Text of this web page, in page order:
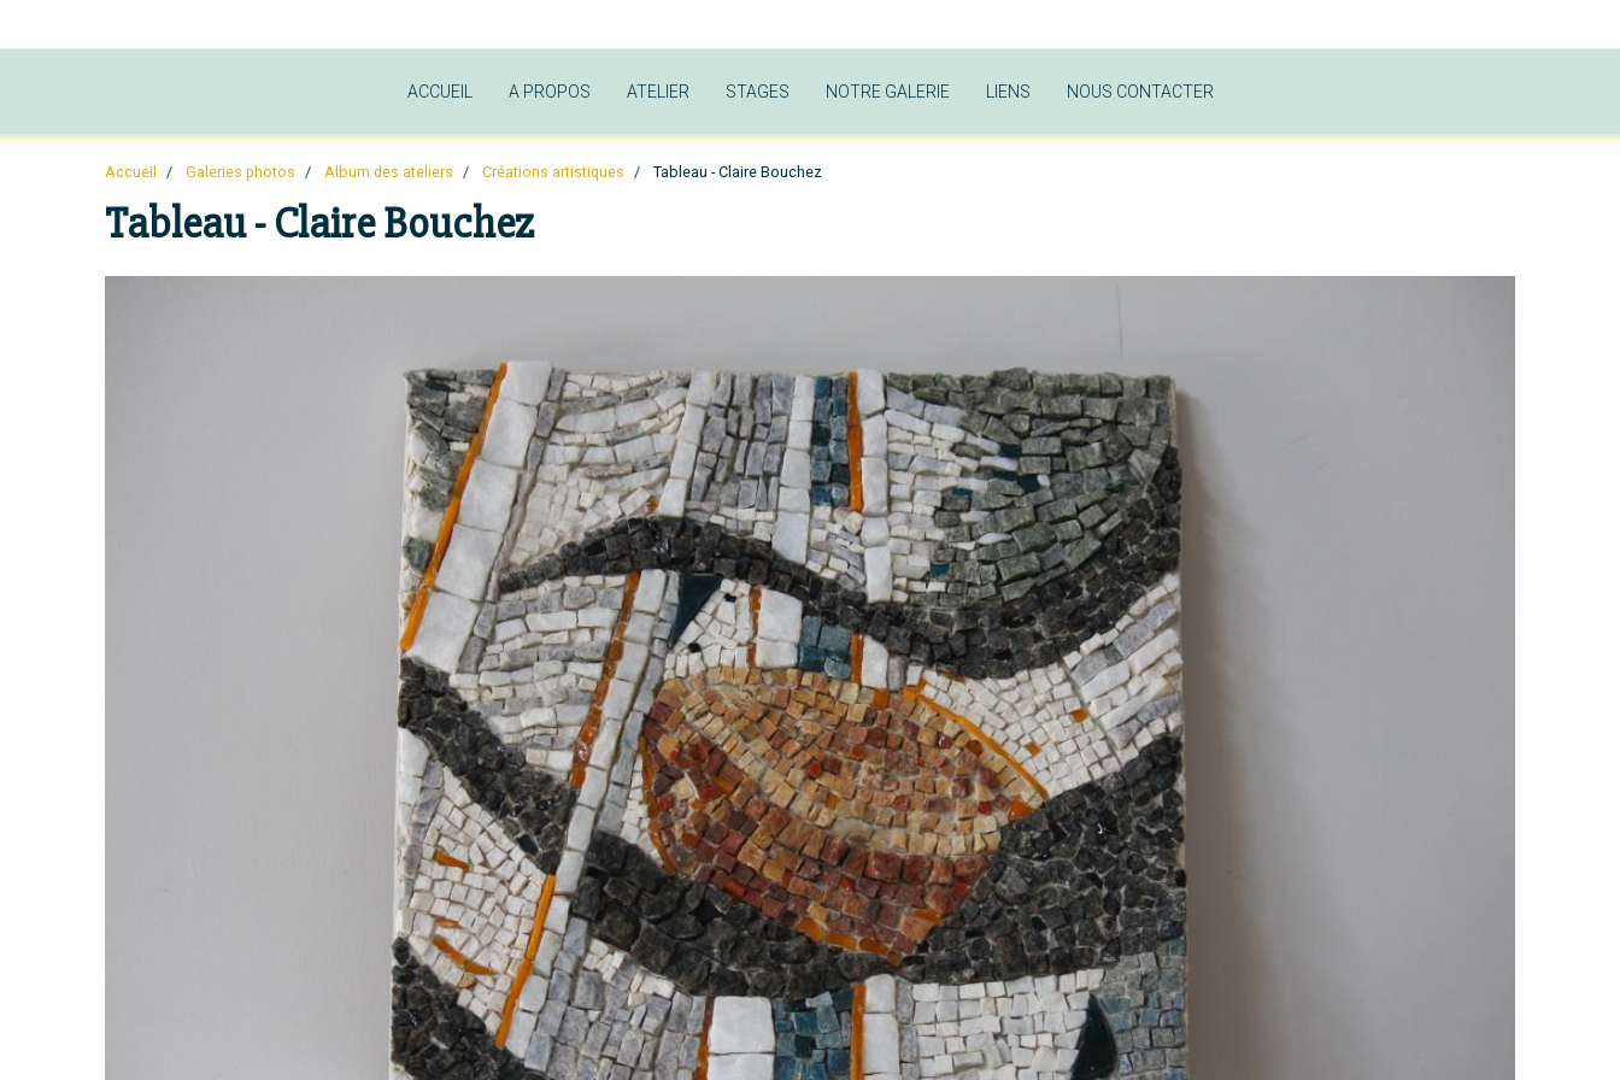
ACCUEIL A PROPOS ATELIER STAGES NOTRE GALERIE LIENS NOUS CONTACTER
Accueil Galeries photos Album des ateliers Créations artistiques Tableau - Claire Bouchez
Tableau - Claire Bouchez